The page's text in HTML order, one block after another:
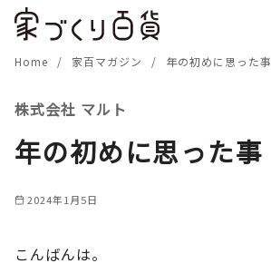
Home 家百マガジン 年の初めに思った事
株式会社 マルト
年の初めに思った事
2024年1月5日
こんばんは。